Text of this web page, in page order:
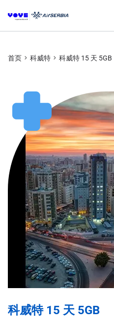
首页 科威特 科威特 15 天 5GB
科威特 15 天 5GB